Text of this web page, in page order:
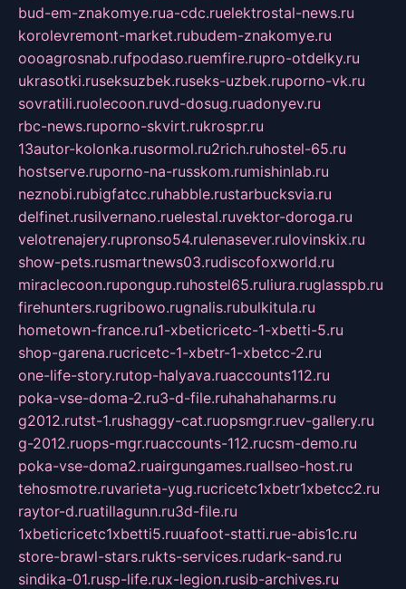
bud-em-znakomye.rua-cdc.ruelektrostal-news.ru
korolevremont-market.rubudem-znakomye.ru
oooagrosnab.rufpodaso.ruemfire.rupro-otdelky.ru
ukrasotki.ruseksuzbek.ruseks-uzbek.ruporno-vk.ru
sovratili.ruolecoon.ruvd-dosug.ruadonyev.ru
rbc-news.ruporno-skvirt.rukrospr.ru
13autor-kolonka.rusormol.ru2rich.ruhostel-65.ru
hostserve.ruporno-na-russkom.rumishinlab.ru
neznobi.rubigfatcc.ruhabble.rustarbucksvia.ru
delfinet.rusilvernano.ruelestal.ruvektor-doroga.ru
velotrenajery.rupronso54.rulenasever.rulovinskix.ru
show-pets.rusmartnews03.rudiscofoxworld.ru
miraclecoon.rupongup.ruhostel65.ruliura.ruglasspb.ru
firehunters.rugribowo.rugnalis.rubulkitula.ru
hometown-france.ru1-xbeticricetc-1-xbetti-5.ru
shop-garena.rucricetc-1-xbetr-1-xbetcc-2.ru
one-life-story.rutop-halyava.ruaccounts112.ru
poka-vse-doma-2.ru3-d-file.ruhahahaharms.ru
g2012.rutst-1.rushaggy-cat.ruopsmgr.ruev-gallery.ru
g-2012.ruops-mgr.ruaccounts-112.rucsm-demo.ru
poka-vse-doma2.ruairgungames.ruallseo-host.ru
tehosmotre.ruvarieta-yug.rucricetc1xbetr1xbetcc2.ru
raytor-d.ruatillagunn.ru3d-file.ru
1xbeticricetc1xbetti5.ruuafoot-statti.rue-abis1c.ru
store-brawl-stars.rukts-services.rudark-sand.ru
sindika-01.rusp-life.rux-legion.rusib-archives.ru